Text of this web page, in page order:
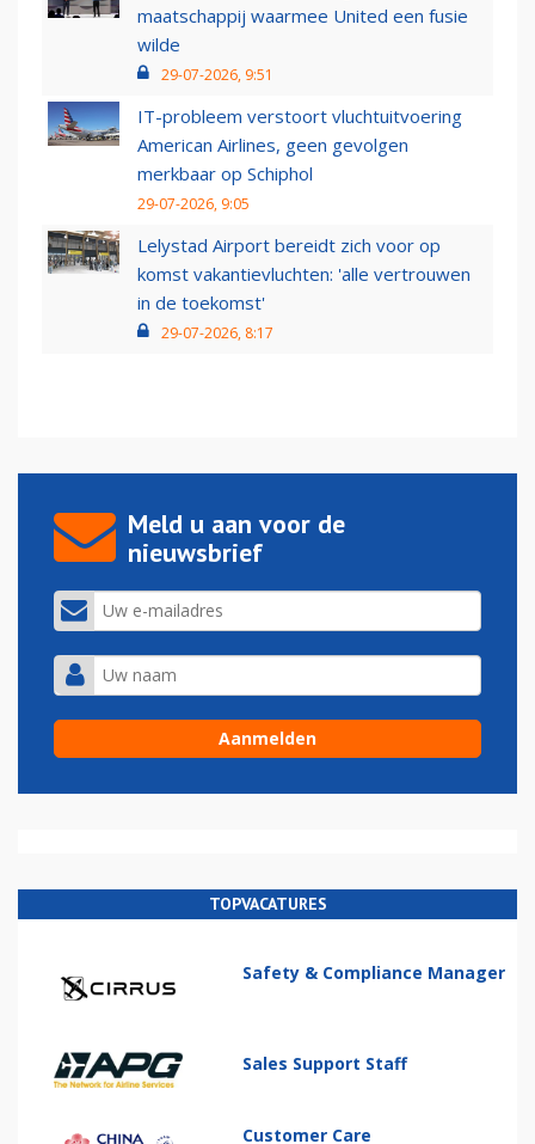
maatschappij waarmee United een fusie
wilde
29-07-2026, 9:51
IT-probleem verstoort vluchtuitvoering
American Airlines, geen gevolgen
merkbaar op Schiphol
29-07-2026, 9:05
Lelystad Airport bereidt zich voor op
komst vakantievluchten: 'alle vertrouwen
in de toekomst'
29-07-2026, 8:17
Meld u aan voor de
nieuwsbrief
TOPVACATURES
Safety & Compliance Manager
Sales Support Staff
Customer Care